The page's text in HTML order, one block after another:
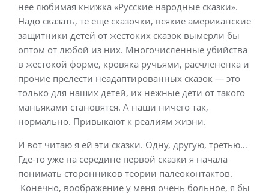
нее любимая книжка «Русские народные сказки».
Надо сказать, те еще сказочки, всякие американские
защитники детей от жестоких сказок вымерли бы
оптом от любой из них. Многочисленные убийства
в жестокой форме, кровяка ручьями, расчлененка и
прочие прелести неадаптированных сказок — это
только для наших детей, их нежные дети от такого
маньяками становятся. А наши ничего так,
нормально. Привыкают к реалиям жизни.
И вот читаю я ей эти сказки. Одну, другую, третью…
Где-то уже на середине первой сказки я начала
понимать сторонников теории палеоконтактов.
Конечно, воображение у меня очень больное, я бы